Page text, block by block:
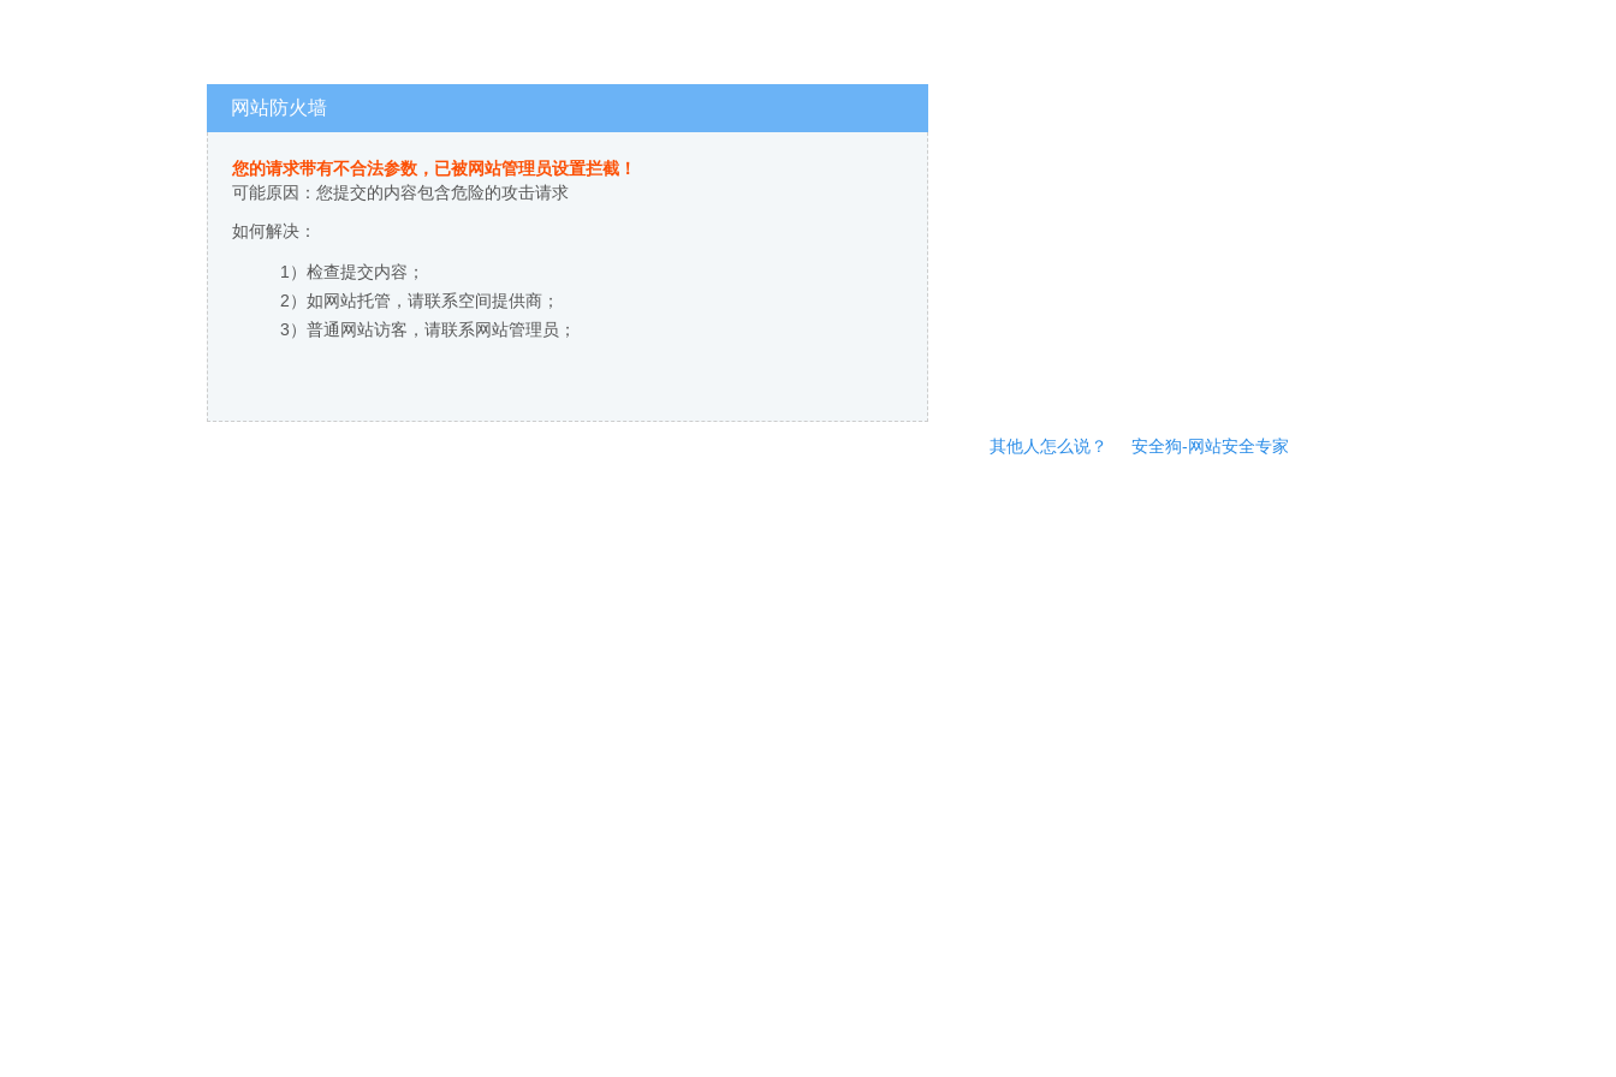
网站防火墙
您的请求带有不合法参数，已被网站管理员设置拦截！
可能原因：您提交的内容包含危险的攻击请求
如何解决：
1）检查提交内容；
2）如网站托管，请联系空间提供商；
3）普通网站访客，请联系网站管理员；
其他人怎么说？ 安全狗-网站安全专家